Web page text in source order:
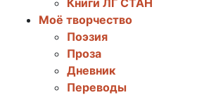
Моё творчество
Поэзия
Проза
Дневник
Переводы